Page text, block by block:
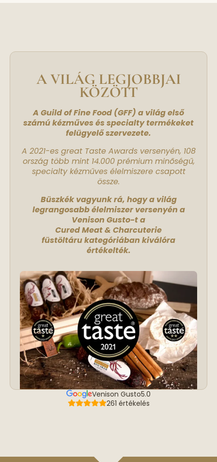
A VILÁG LEGJOBBJAI
KÖZÖTT
A Guild of Fine Food (GFF) a világ első
számú kézműves és specialty termékeket
felügyelő szervezete.
A 2021-es great Taste Awards versenyén, 108
ország több mint 14.000 prémium minőségű,
specialty kézműves élelmiszere csapott
össze.
Büszkék vagyunk rá, hogy a világ
legrangosabb élelmiszer versenyén a
Venison Gusto-t a
Cured Meat & Charcuterie
füstöltáru kategóriában kiválóra
értékelték.
Venison Gusto5.0
261 értékelés